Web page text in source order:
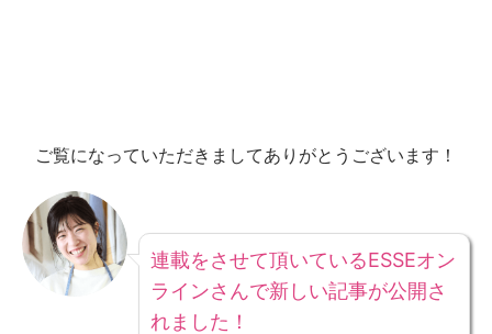
ご覧になっていただきましてありがとうございます！
連載をさせて頂いているESSEオン
ラインさんで新しい記事が公開さ
れました！